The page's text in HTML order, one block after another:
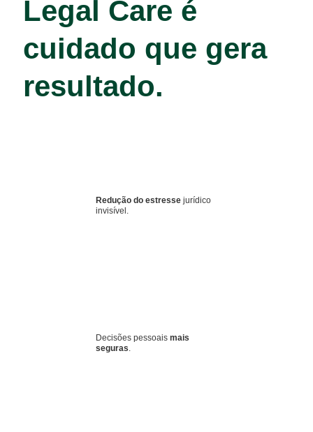
Legal Care é
cuidado que gera
resultado.
Redução do estresse jurídico
invisível.
Decisões pessoaismais
seguras.